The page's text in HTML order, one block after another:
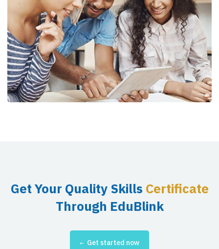
Get Your Quality Skills Certificate
Through EduBlink
Get started now